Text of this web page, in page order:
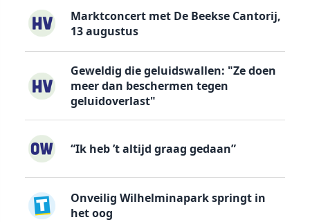
Marktconcert met De Beekse Cantorij,
13 augustus
Geweldig die geluidswallen: "Ze doen
meer dan beschermen tegen
geluidoverlast"
“Ik heb ’t altijd graag gedaan”
Onveilig Wilhelminapark springt in
het oog